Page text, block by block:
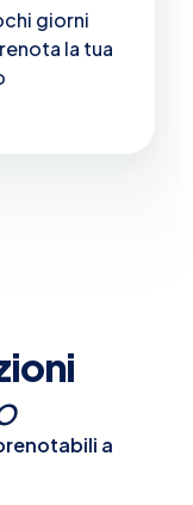
giorni
la tua
a